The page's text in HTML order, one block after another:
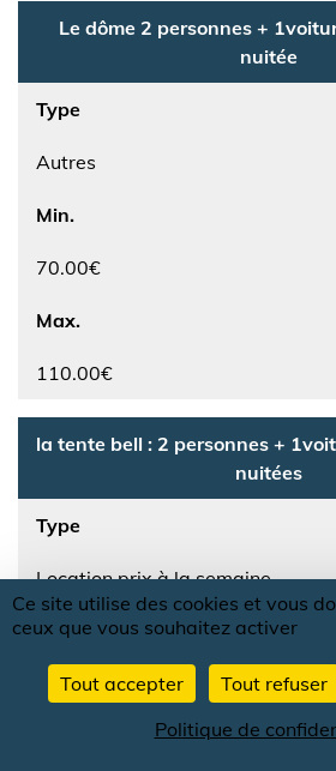
Le dôme 2 personnes +
nuitée
Type
Autres
Min.
70.00€
Max.
110.00€
la tente bell : 2 personnes +
nuitées
Type
Location prix à la semaine
Min.
210.00€
Ce site utilise des cookies et vous
ceux que vous souhaitez activer
Tout accepter Tout refuser
Politique de